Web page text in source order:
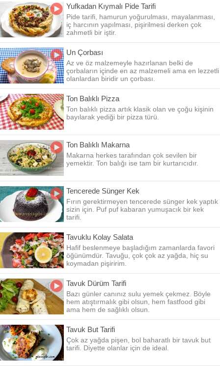
Yufkadan Kıymalı Pide Tarifi
Pide tarifi, hamurun yoğurulması, mayalanması,
iç harcının yapılması, pişirilmesi derken çok
zahmetli bir iştir.
Un Çorbası
Az ve öz malzemeyle hazırlanan belki de
çorbaların içinde en az malzemeli ama en lezzetli
olanlardan biridir un çorbası.
Ton Balıklı Pizza
Ton balıklı pizza artık klasik olan ve çoğu kişinin
bayılarak yediği bir pizza türü.
Ton Balıklı Makarna
Makarna herkes tarafından çok sevilen bir
yemektir. Ton balığı ise tam bir kurtarıcıdır.
Tencerede Sünger Kek
Fırın gerektirmeyen tencerede sünger kek yaptık
sizin için. Puf puf kabaran yumuşacık bir kek
tarifi.
Tavuklu Kolay Salata
Hafif beslenmeye başladığım zamanlarda favori
öğünümdür. Tavuğu, çok çok az yağda, hiç su
koymadan pişiririm.
Tavuk Dürüm Tarifi
Bazı günler canınız sulu yemek çekmez. Böyle
hem atıştırmalık gibi olsun, hem fastfood gibi
ama hem de sağlıklı olsun.
Tavuk But Tarifi
Çok az yağda pişen, bol baharatlı bir tavuk but
tarifi. Diyette olanlar için de ideal.